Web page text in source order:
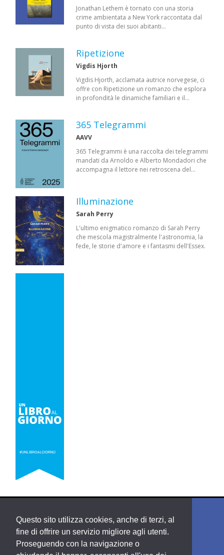
Questo sito utilizza cookies, anche di terzi, al
fine di offrire un servizio migliore agli utenti.
Proseguendo con la navigazione o
Jonathan Lethem è tornato con una storia
crime ambientata a New York raccontata dal
punto di vista dei suoi abitanti…
Ripetizione
Vigdis Hjorth
Vigdis Hjorth, acclamata autrice norvegese, ci
offre con Ripetizione un romanzo che esplora
in profondità le dinamiche familiari e il…
365 Telegrammi
AAVV
365 Telegrammi è una raccolta dei telegrammi
mandati da Arnoldo e Alberto Mondadori che
accompagna il lettore nei retroscena del…
Illuminazione
Sarah Perry
L'ultimo enigmatico romanzo di Sarah Perry
che mescola magistralmente l'astronomia, la
fede, le storie d'amore e i fantasmi dell'Essex.